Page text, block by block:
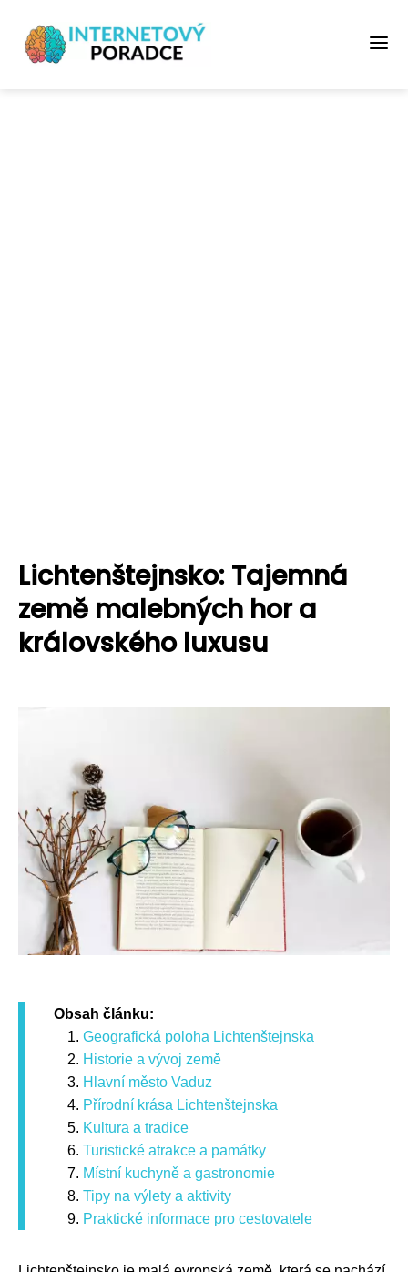
Lichtenštejnsko: Tajemná
země malebných hor a
královského luxusu
Obsah článku:
Geografická poloha Lichtenštejnska
Historie a vývoj země
Hlavní město Vaduz
Přírodní krása Lichtenštejnska
Kultura a tradice
Turistické atrakce a památky
Místní kuchyně a gastronomie
Tipy na výlety a aktivity
Praktické informace pro cestovatele